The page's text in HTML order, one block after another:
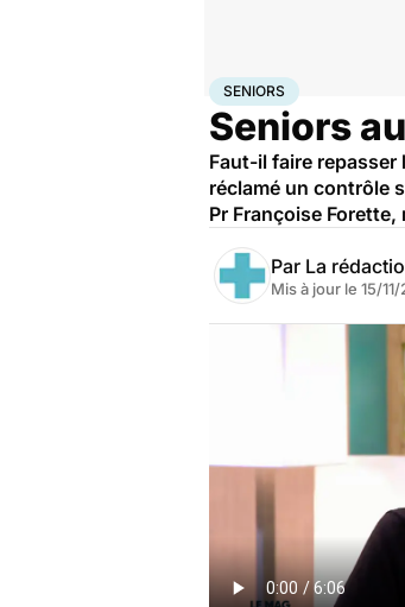
AccueilSantéMaladies
SENIORS
Seniors
Faut-il faire repasser
réclamé un contrôle
Pr Françoise
Par La
Mis à jour le 15/